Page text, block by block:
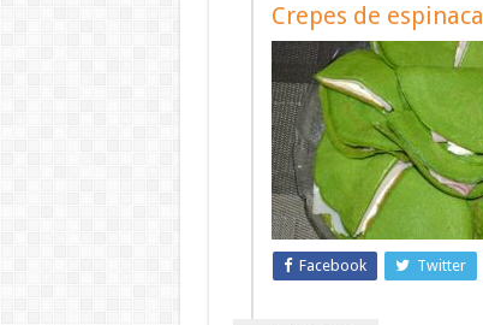
Crepes de
Facebook Twitter